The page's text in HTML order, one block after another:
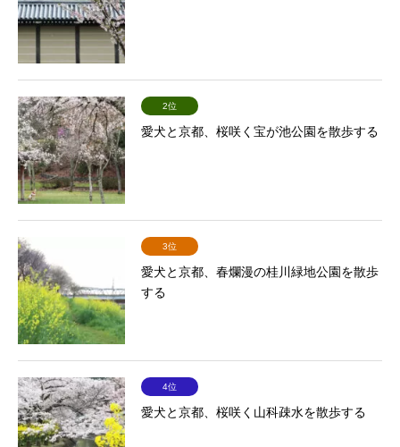
2位
愛犬と京都、桜咲く宝が池公園を散歩する
3位
愛犬と京都、春爛漫の桂川緑地公園を散歩
する
4位
愛犬と京都、桜咲く山科疎水を散歩する